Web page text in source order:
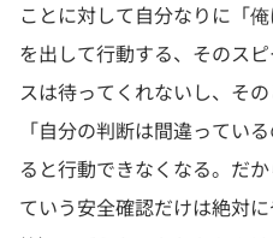
ことに対して自分なりに「
を出して行動する、そのス
スは待ってくれないし、そ
「自分の判断は間違ってい
ると行動できなくなる。だ
ていう安全確認だけは絶対